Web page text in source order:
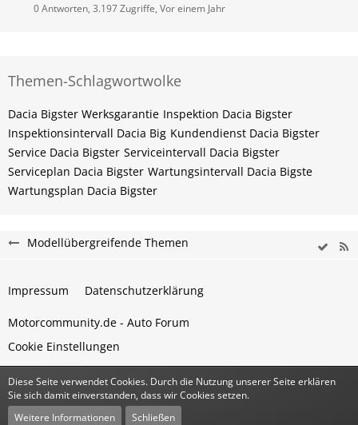
0 Antworten, 3.197 Zugriffe, Vor einem Jahr
Themen-Schlagwortwolke
Dacia Bigster Werksgarantie Inspektion Dacia Bigster
Inspektionsintervall Dacia Big Kundendienst Dacia Bigster
Service Dacia Bigster Serviceintervall Dacia Bigster
Serviceplan Dacia Bigster Wartungsintervall Dacia Bigste
Wartungsplan Dacia Bigster
Modellübergreifende Themen
Impressum Datenschutzerklärung
Motorcommunity.de - Auto Forum
Cookie Einstellungen
Community-Software:WoltLab Suite™
Stil:Classicvon
Diese Seite verwendet Cookies. Durch die Nutzung unserer Seite erklären
Sie sich damit einverstanden, dass wir Cookies setzen.
Weitere Informationen
Schließen